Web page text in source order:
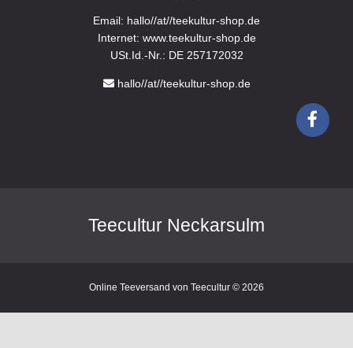
Email: hallo//at//teekultur-shop.de
Internet: www.teekultur-shop.de
USt.Id.-Nr.: DE 257172032
hallo//at//teekultur-shop.de
Teecultur Neckarsulm
Online Teeversand von Teecultur © 2026